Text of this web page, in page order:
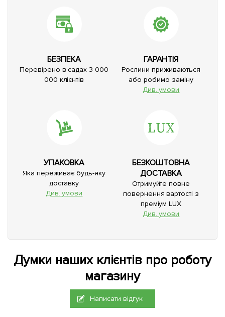
БЕЗПЕКА
Перевірено в садах 3 000
000 клієнтів
ГАРАНТІЯ
Рослини приживаються
або робимо заміну
Див. умови
УПАКОВКА
Яка переживає будь-яку
доставку
Див. умови
БЕЗКОШТОВНА
ДОСТАВКА
Отримуйте повне
повернення вартості з
преміум LUX
Див. умови
Думки наших клієнтів про роботу
магазину
Написати відгук